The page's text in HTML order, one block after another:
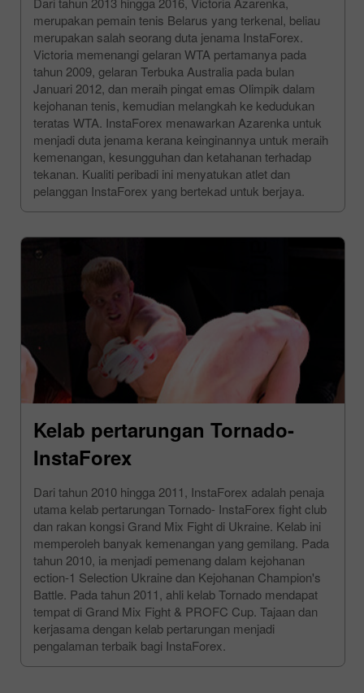
merupakan pemain tenis Belarus yang terkenal, beliau
merupakan salah seorang duta jenama InstaForex.
Victoria memenangi gelaran WTA pertamanya pada
tahun 2009, gelaran Terbuka Australia pada bulan
Januari 2012, dan meraih pingat emas Olimpik dalam
kejohanan tenis, kemudian melangkah ke kedudukan
teratas WTA. InstaForex menawarkan Azarenka untuk
menjadi duta jenama kerana keinginannya untuk meraih
kemenangan, kesungguhan dan ketahanan terhadap
tekanan. Kualiti peribadi ini menyatukan atlet dan
pelanggan InstaForex yang bertekad untuk berjaya.
Kelab pertarungan Tornado-
InstaForex
Dari tahun 2010 hingga 2011, InstaForex adalah penaja
utama kelab pertarungan Tornado- InstaForex fight club
dan rakan kongsi Grand Mix Fight di Ukraine. Kelab ini
memperoleh banyak kemenangan yang gemilang. Pada
tahun 2010, ia menjadi pemenang dalam kejohanan
ection-1 Selection Ukraine dan Kejohanan Champion's
Battle. Pada tahun 2011, ahli kelab Tornado mendapat
tempat di Grand Mix Fight & PROFC Cup. Tajaan dan
kerjasama dengan kelab pertarungan menjadi
pengalaman terbaik bagi InstaForex.